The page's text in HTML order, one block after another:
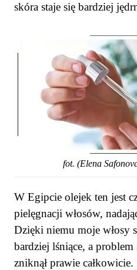
skóra staje się bardziej
fot. (Elena
W Egipcie olejek ten jest
pielęgnacji włosów,
Dzięki niemu moje włosy
bardziej lśniące, a
zniknął prawie całkowicie.